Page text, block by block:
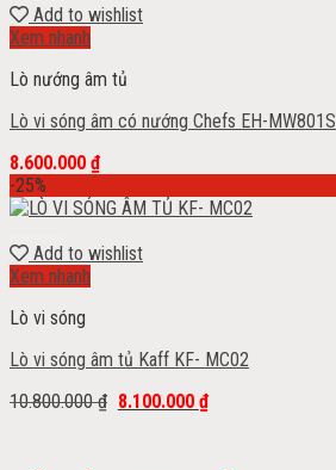
Add to wishlist
Xem nhanh
Lò nướng âm tủ
Lò vi sóng âm có nướng Chefs EH-MW801S
8.600.000 ₫
-25%
Add to wishlist
Xem nhanh
Lò vi sóng
Lò vi sóng âm tủ Kaff KF- MC02
10.800.000₫ 8.100.000 ₫